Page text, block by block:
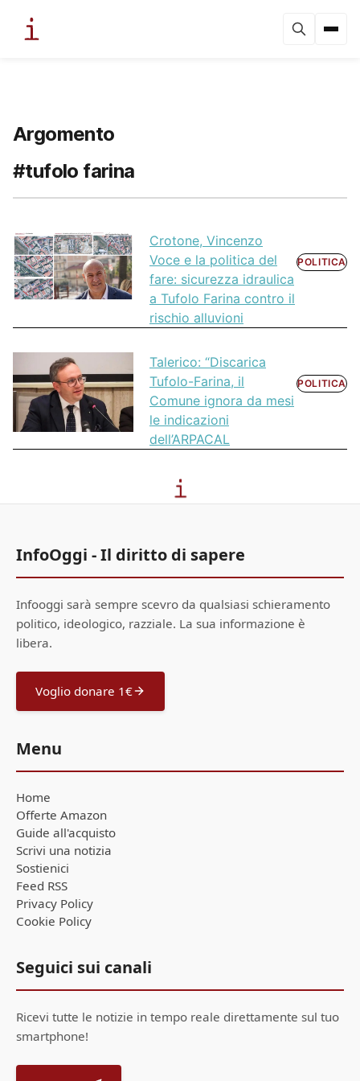
Argomento
#tufolo farina
Crotone, Vincenzo
Voce e la politica del
fare: sicurezza idraulica
a Tufolo Farina contro il
rischio alluvioni
POLITICA
Talerico: “Discarica
Tufolo-Farina, il
Comune ignora da mesi
le indicazioni
dell’ARPACAL
POLITICA
InfoOggi - Il diritto di sapere
Infooggi sarà sempre scevro da qualsiasi schieramento
politico, ideologico, razziale. La sua informazione è
libera.
Voglio donare 1€
Menu
Home
Offerte Amazon
Guide all'acquisto
Scrivi una notizia
Sostienici
Feed RSS
Privacy Policy
Cookie Policy
Seguici sui canali
Ricevi tutte le notizie in tempo reale direttamente sul tuo
smartphone!